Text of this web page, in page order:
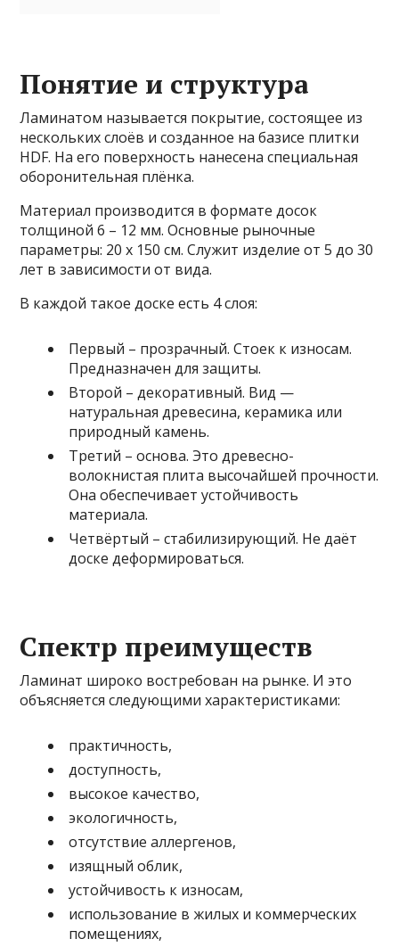
Понятие и структура
Ламинатом называется покрытие, состоящее из
нескольких слоёв и созданное на базисе плитки
HDF. На его поверхность нанесена специальная
оборонительная плёнка.
Материал производится в формате досок
толщиной 6 – 12 мм. Основные рыночные
параметры: 20 х 150 см. Служит изделие от 5 до 30
лет в зависимости от вида.
В каждой такое доске есть 4 слоя:
Первый – прозрачный. Стоек к износам.
Предназначен для защиты.
Второй – декоративный. Вид —
натуральная древесина, керамика или
природный камень.
Третий – основа. Это древесно-
волокнистая плита высочайшей прочности.
Она обеспечивает устойчивость
материала.
Четвёртый – стабилизирующий. Не даёт
доске деформироваться.
Спектр преимуществ
Ламинат широко востребован на рынке. И это
объясняется следующими характеристиками:
практичность,
доступность,
высокое качество,
экологичность,
отсутствие аллергенов,
изящный облик,
устойчивость к износам,
использование в жилых и коммерческих
помещениях,